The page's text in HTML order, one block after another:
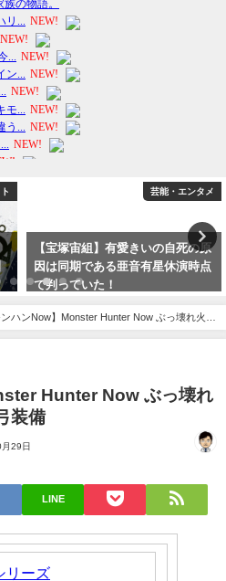
芸能・エンタメ
【宝塚宙組】有愛きいの自死の原
因は同期である亜音有星休演時点
で判っていた！
ンハンNow】Monster Hunter Now ぶっ壊れ火力
Hunter Now ぶっ壊れ
装備
29日
LINE
リーズ